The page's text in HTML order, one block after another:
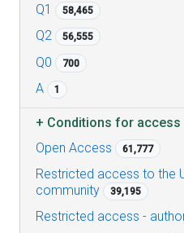
Q1
58,465
Q2 56,555
Q0 700
A 1
+ Conditions for access
Open Access
61,777
Restricted access to the
community
39,195
Restricted access -